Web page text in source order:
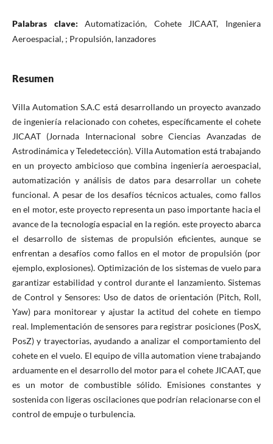
Palabras clave:Automatización, Cohete JICAAT, Ingeniera
Aeroespacial, ; Propulsión, lanzadores
Resumen
Villa Automation S.A.C está desarrollando un proyecto avanzado
de ingeniería relacionado con cohetes, específicamente el cohete
JICAAT (Jornada Internacional sobre Ciencias Avanzadas de
Astrodinámica y Teledetección). Villa Automation está trabajando
en un proyecto ambicioso que combina ingeniería aeroespacial,
automatización y análisis de datos para desarrollar un cohete
funcional. A pesar de los desafíos técnicos actuales, como fallos
en el motor, este proyecto representa un paso importante hacia el
avance de la tecnología espacial en la región. este proyecto abarca
el desarrollo de sistemas de propulsión eficientes, aunque se
enfrentan a desafíos como fallos en el motor de propulsión (por
ejemplo, explosiones). Optimización de los sistemas de vuelo para
garantizar estabilidad y control durante el lanzamiento. Sistemas
de Control y Sensores: Uso de datos de orientación (Pitch, Roll,
Yaw) para monitorear y ajustar la actitud del cohete en tiempo
real. Implementación de sensores para registrar posiciones (PosX,
PosZ) y trayectorias, ayudando a analizar el comportamiento del
cohete en el vuelo. El equipo de villa automation viene trabajando
arduamente en el desarrollo del motor para el cohete JICAAT, que
es un motor de combustible sólido. Emisiones constantes y
sostenida con ligeras oscilaciones que podrían relacionarse con el
control de empuje o turbulencia.